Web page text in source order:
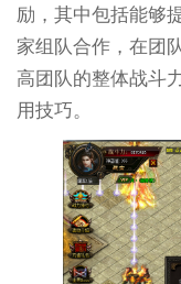
励，其中包括能够
家组队合作，在团
高团队的整体战斗
用技巧。